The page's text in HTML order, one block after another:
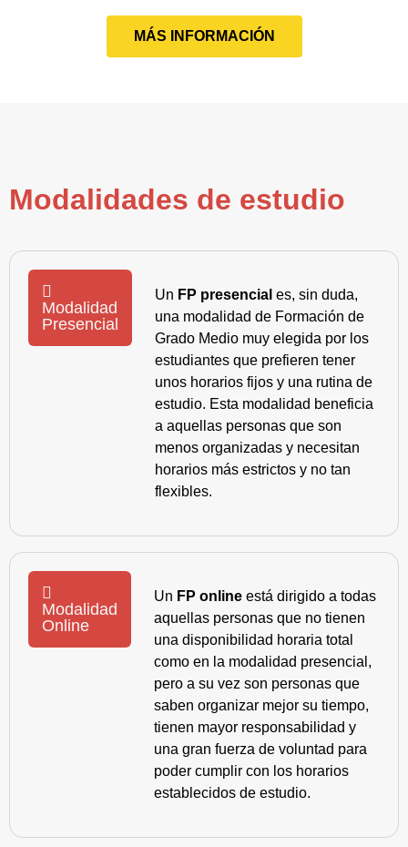
MÁS INFORMACIÓN
Modalidades de estudio
Modalidad
Presencial
Un FP presencial es, sin duda,
una modalidad de Formación de
Grado Medio muy elegida por los
estudiantes que prefieren tener
unos horarios fijos y una rutina de
estudio. Esta modalidad beneficia
a aquellas personas que son
menos organizadas y necesitan
horarios más estrictos y no tan
flexibles.
Modalidad
Online
Un FP online está dirigido a todas
aquellas personas que no tienen
una disponibilidad horaria total
como en la modalidad presencial,
pero a su vez son personas que
saben organizar mejor su tiempo,
tienen mayor responsabilidad y
una gran fuerza de voluntad para
poder cumplir con los horarios
establecidos de estudio.